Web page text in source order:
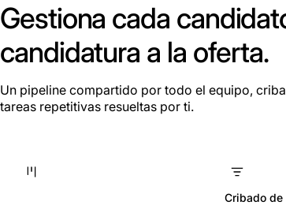
Gestiona cada
candidatura a la oferta.
Un pipeline compartido por todo el equipo,
tareas repetitivas resueltas por ti.
Cribado